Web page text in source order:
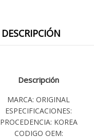
DESCRIPCIÓN
Descripción
MARCA: ORIGINAL
ESPECIFICACIONES:
PROCEDENCIA: KOREA
CODIGO OEM: